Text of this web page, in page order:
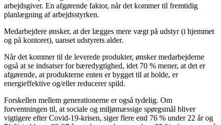
arbejdsgiver. En afgørende faktor, når det kommer til fremtidig
planlægning af arbejdsstyrken.
Medarbejdere ønsker, at der lægges mere vægt på udstyr (i hjemmet
og på kontoret), uanset udstyrets alder.
Når det kommer til de leverede produkter, ønsker medarbejderne
også at se indsatser for bæredygtighed, idet 70 % mener, at det er
afgørende, at produkterne enten er bygget til at holde, er
energieffektive og/eller reducerer spild.
Forskellen mellem generationerne er også tydelig. Om
forventningen til, at sociale og miljømæssige spørgsmål bliver
vigtigere efter Covid-19-krisen, siger flere end 76 % under 22 år og